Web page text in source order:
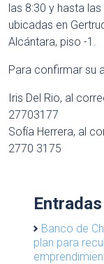
las 8:30 y hasta
ubicadas en
Alcántara, piso -1.
Para confirmar su
Iris Del Rio, al
27703177
Sofía Herrera, al
2770 3175
Banco de
plan para